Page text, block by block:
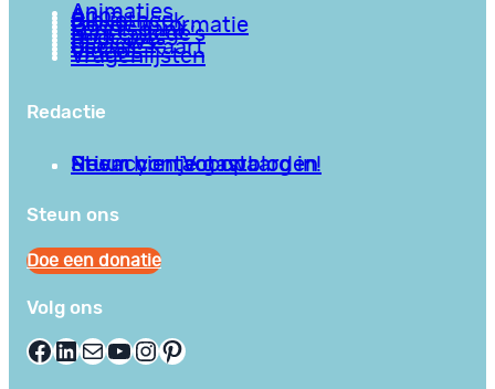
Animaties
Apps
Bibliotheek
Goede informatie
Kennisbank
Mini college’s
Podcasts
Reviews
Sociale Kaart
Video’s
Vragenlijsten
Redactie
Privacy en Voorwaarden
Stuur hier je gastblog in!
Neem contact op
Steun ons
Doe een donatie
Volg ons
Facebook LinkedIn E-mail YouTube InstagramPinterest